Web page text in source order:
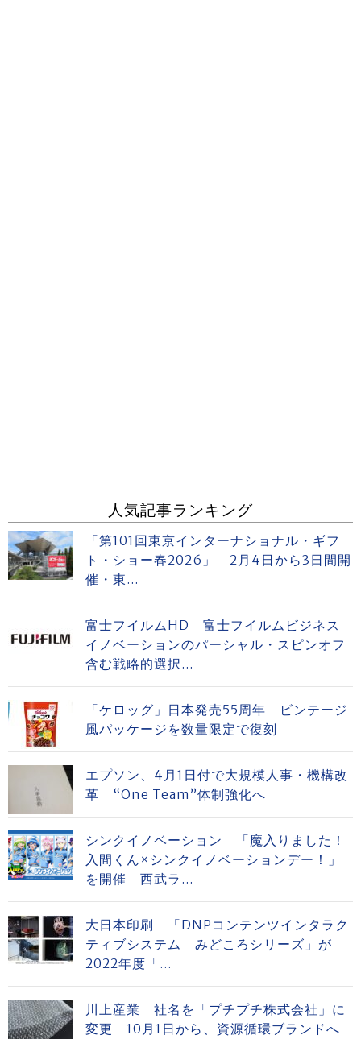
人気記事ランキング
「第101回東京インターナショナル・ギフ
ト・ショー春2026」 2月4日から3日間開
催・東...
富士フイルムHD 富士フイルムビジネス
イノベーションのパーシャル・スピンオフ
含む戦略的選択...
「ケロッグ」日本発売55周年 ビンテージ
風パッケージを数量限定で復刻
エプソン、4月1日付で大規模人事・機構改
革 “One Team”体制強化へ
シンクイノベーション 「魔入りました！
入間くん×シンクイノベーションデー！」
を開催 西武ラ...
大日本印刷 「DNPコンテンツインタラク
ティブシステム みどころシリーズ」が
2022年度「...
川上産業 社名を「プチプチ株式会社」に
変更 10月1日から、資源循環ブランドへ